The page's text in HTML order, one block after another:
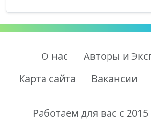
О нас
Авторы и
Карта сайта
Вакансии
Работаем для вас с 2015